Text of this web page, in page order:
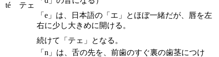
té テェ
「e」は、日本語の「エ」とほぼ一緒だが、唇を左
右に少し大きめに開ける。
続けて「テェ」となる。
「n」は、舌の先を、前歯のすぐ裏の歯茎につけ